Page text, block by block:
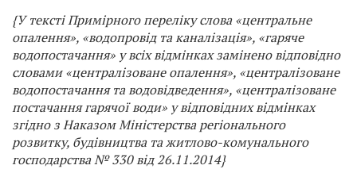
{У тексті Примірного переліку слова «центральне
опалення», «водопровід та каналізація», «гаряче
водопостачання» у всіх відмінках замінено відповідно
словами «централізоване опалення», «централізоване
водопостачання та водовідведення», «централізоване
постачання гарячої води» у відповідних відмінках
згідно з Наказом Міністерства регіонального
розвитку, будівництва та житлово-комунального
господарства № 330 від 26.11.2014}